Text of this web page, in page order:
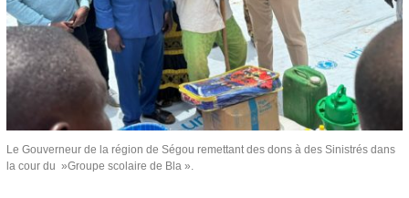
Le Gouverneur de la région de Ségou remettant des dons à des Sinistrés dans
la cour du »Groupe scolaire de Bla ».